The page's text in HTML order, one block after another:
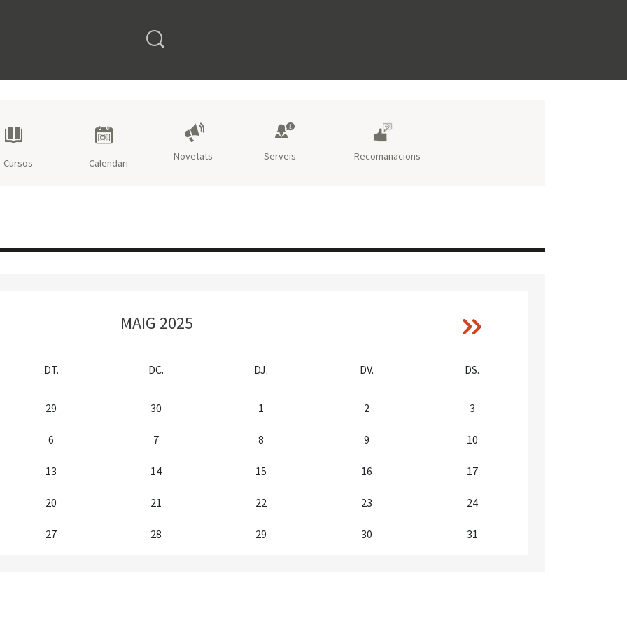
Cursos Calendari
Novetats Serveis Recomanacions
MAIG 2025
DT. DC. DJ. DV. DS.
29 30 1 2 3
6 7 8 9 10
13 14 15 16 17
20 21 22 23 24
27 28 29 30 31